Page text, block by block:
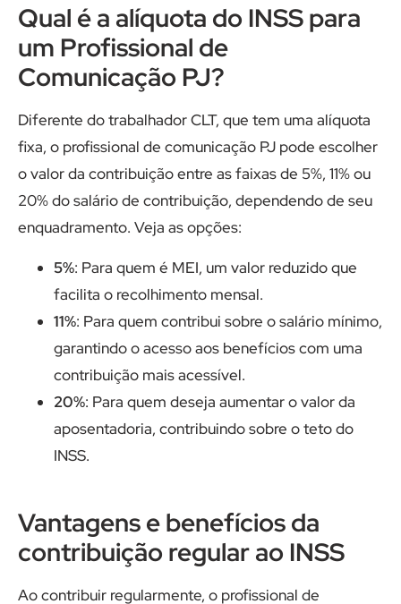
Qual é a alíquota do INSS para
um Profissional de
Comunicação PJ?
Diferente do trabalhador CLT, que tem uma alíquota
fixa, o profissional de comunicação PJ pode escolher
o valor da contribuição entre as faixas de 5%, 11% ou
20% do salário de contribuição, dependendo de seu
enquadramento. Veja as opções:
5%: Para quem é MEI, um valor reduzido que
facilita o recolhimento mensal.
11%: Para quem contribui sobre o salário mínimo,
garantindo o acesso aos benefícios com uma
contribuição mais acessível.
20%: Para quem deseja aumentar o valor da
aposentadoria, contribuindo sobre o teto do
INSS.
Vantagens e benefícios da
contribuição regular ao INSS
Ao contribuir regularmente, o profissional de